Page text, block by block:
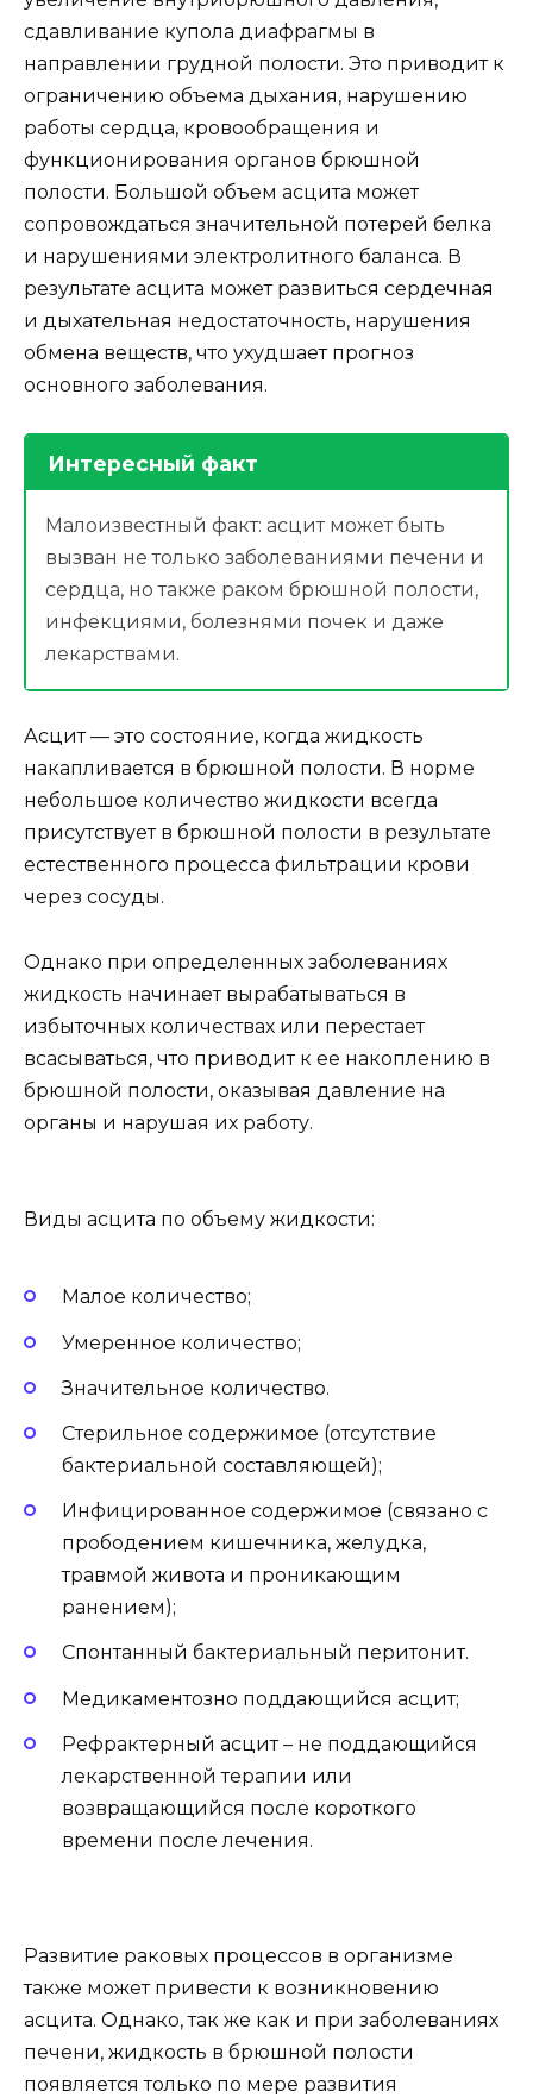
сдавливание купола диафрагмы в
направлении грудной полости. Это приводит к
ограничению объема дыхания, нарушению
работы сердца, кровообращения и
функционирования органов брюшной
полости. Большой объем асцита может
сопровождаться значительной потерей белка
и нарушениями электролитного баланса. В
результате асцита может развиться сердечная
и дыхательная недостаточность, нарушения
обмена веществ, что ухудшает прогноз
основного заболевания.
Интересный факт
Малоизвестный факт: асцит может быть
вызван не только заболеваниями печени и
сердца, но также раком брюшной полости,
инфекциями, болезнями почек и даже
лекарствами.
Асцит — это состояние, когда жидкость
накапливается в брюшной полости. В норме
небольшое количество жидкости всегда
присутствует в брюшной полости в результате
естественного процесса фильтрации крови
через сосуды.
Однако при определенных заболеваниях
жидкость начинает вырабатываться в
избыточных количествах или перестает
всасываться, что приводит к ее накоплению в
брюшной полости, оказывая давление на
органы и нарушая их работу.
Виды асцита по объему жидкости:
Малое количество;
Умеренное количество;
Значительное количество.
Стерильное содержимое (отсутствие
бактериальной составляющей);
Инфицированное содержимое (связано с
прободением кишечника, желудка,
травмой живота и проникающим
ранением);
Спонтанный бактериальный перитонит.
Медикаментозно поддающийся асцит;
Рефрактерный асцит – не поддающийся
лекарственной терапии или
возвращающийся после короткого
времени после лечения.
Развитие раковых процессов в организме
также может привести к возникновению
асцита. Однако, так же как и при заболеваниях
печени, жидкость в брюшной полости
появляется только по мере развития